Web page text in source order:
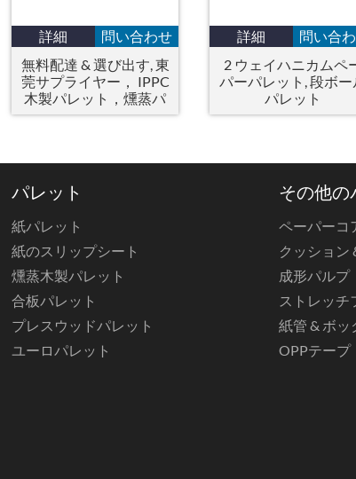
詳細
問い合わせ
無料配達 & 選び出す, 東
莞サプライヤー， IPPC
木製パレット，燻蒸パ
レット
詳細
問い合
2 ウェイハニカムペ
パーパレット, 段ボー
パレット
パレット
紙パレット
紙のスリップシート
燻蒸木製パレット
合板パレット
プレスウッドパレット
ユーロパレット
その他の
ペーパーコ
クッション
成形パルプ
ストレッチ
紙管 & ボッ
OPPテープ